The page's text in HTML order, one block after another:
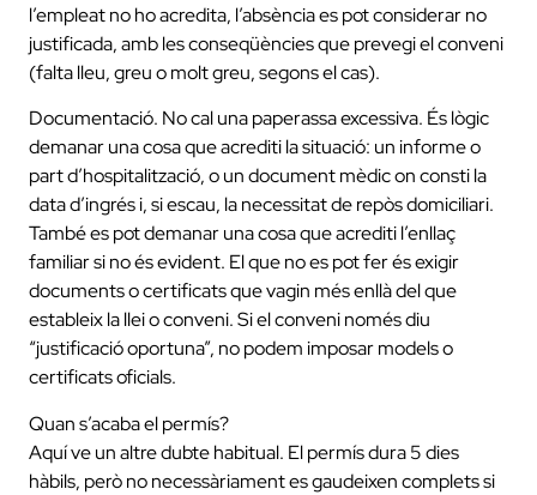
l’empleat no ho acredita, l’absència es pot considerar no
justificada, amb les conseqüències que prevegi el conveni
(falta lleu, greu o molt greu, segons el cas).
Documentació. No cal una paperassa excessiva. És lògic
demanar una cosa que acrediti la situació: un informe o
part d’hospitalització, o un document mèdic on consti la
data d’ingrés i, si escau, la necessitat de repòs domiciliari.
També es pot demanar una cosa que acrediti l’enllaç
familiar si no és evident. El que no es pot fer és exigir
documents o certificats que vagin més enllà del que
estableix la llei o conveni. Si el conveni només diu
“justificació oportuna”, no podem imposar models o
certificats oficials.
Quan s’acaba el permís?
Aquí ve un altre dubte habitual. El permís dura 5 dies
hàbils, però no necessàriament es gaudeixen complets si